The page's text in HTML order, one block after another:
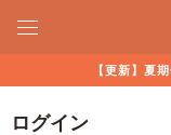
【更新】夏
ログイン